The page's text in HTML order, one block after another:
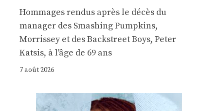
Hommages rendus après le décès du
manager des Smashing Pumpkins,
Morrissey et des Backstreet Boys, Peter
Katsis, à l'âge de 69 ans
7 août 2026